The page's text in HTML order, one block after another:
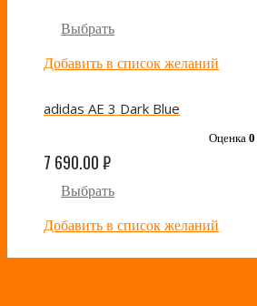
Выбрать
Добавить в список желаний
adidas AE 3 Dark Blue
Оценка 0
7 690.00₽
Выбрать
Добавить в список желаний